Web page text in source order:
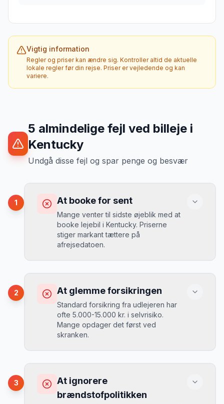
Vigtig information
Regler og priser kan ændre sig. Kontroller altid de aktuelle
lokale regler før din rejse. Priser er vejledende og kan
variere.
5 almindelige fejl ved billeje i
Kentucky
Undgå disse fejl og spar penge og besvær
1 At booke for sent
Mange venter til sidste øjeblik med at
booke lejebil i Kentucky. Priserne
stiger markant tættere på
afrejsedatoen.
Du betaler 30-50% mere, og de bedste
biler er udsolgt.
Løsning
MJ
Mikkels erfaring
“I august 2024 så jeg priserne i
2 At glemme forsikringen
Standard forsikring fra udlejeren har
ofte 5.000-15.000 kr. i selvrisiko.
Mange opdager det først ved
skranken.
Ved selv en mindre skade kan du blive
opkrævet tusindvis af kroner.
3
At ignorere
brændstofpolitikken